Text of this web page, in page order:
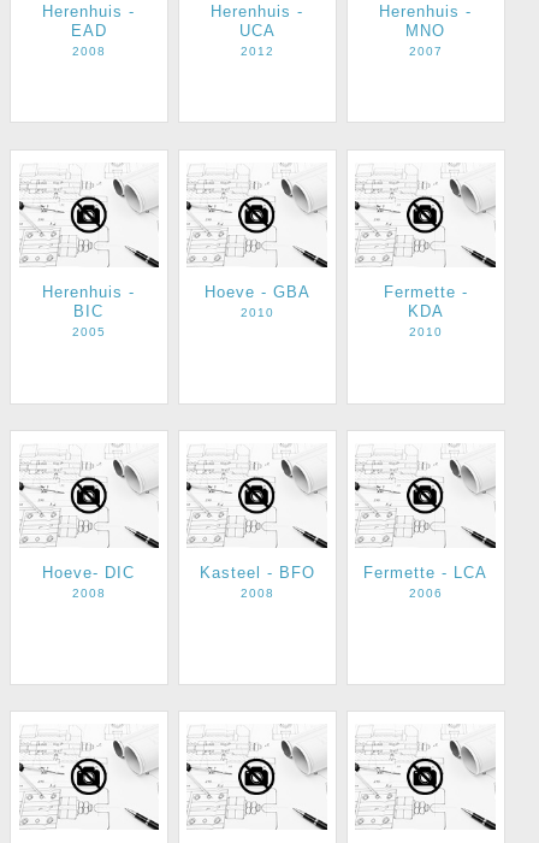
Herenhuis -
EAD
2008
Herenhuis -
UCA
2012
Herenhuis -
MNO
2007
Herenhuis -
BIC
2005
Hoeve - GBA
2010
Fermette -
KDA
2010
Hoeve- DIC
2008
Kasteel - BFO
2008
Fermette - LCA
2006